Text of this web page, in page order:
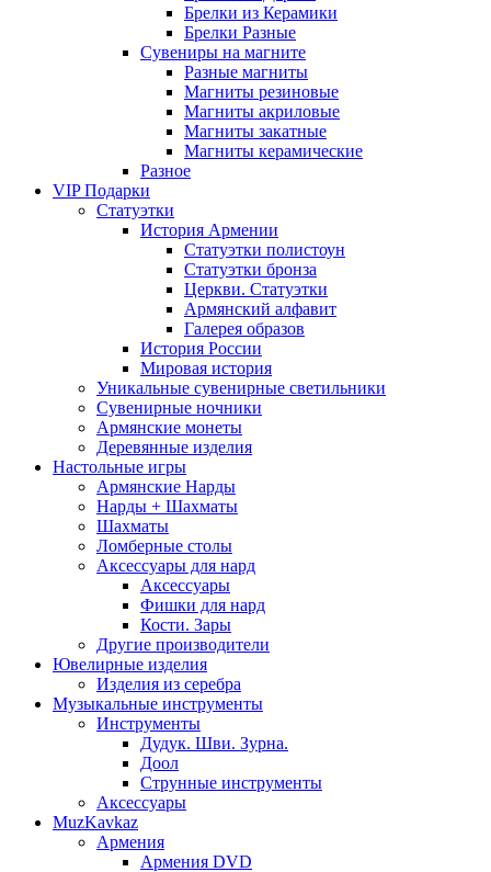
Брелки из Керамики
Брелки Разные
Сувениры на магните
Разные магниты
Магниты резиновые
Магниты акриловые
Магниты закатные
Магниты керамические
Разное
VIP Подарки
Статуэтки
История Армении
Статуэтки полистоун
Статуэтки бронза
Церкви. Статуэтки
Армянский алфавит
Галерея образов
История России
Мировая история
Уникальные сувенирные светильники
Сувенирные ночники
Армянские монеты
Деревянные изделия
Настольные игры
Армянские Нарды
Нарды + Шахматы
Шахматы
Ломберные столы
Аксессуары для нард
Аксессуары
Фишки для нард
Кости. Зары
Другие производители
Ювелирные изделия
Изделия из серебра
Музыкальные инструменты
Инструменты
Дудук. Шви. Зурна.
Доол
Струнные инструменты
Аксессуары
MuzKavkaz
Армения
Армения DVD